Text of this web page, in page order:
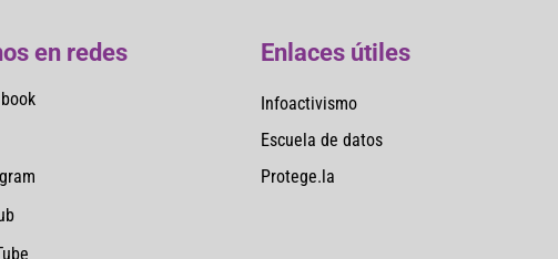
en redes Enlaces útiles
Infoactivismo
Escuela de datos
Protege.la